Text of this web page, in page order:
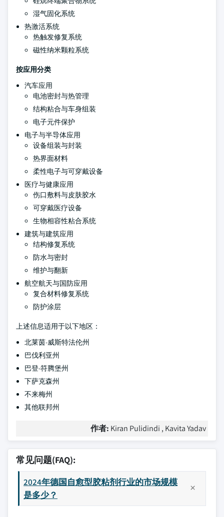
湿气固化系统
热激活系统
热触发修复系统
磁性纳米颗粒系统
按应用分类
汽车应用
电池密封与热管理
结构粘合与车身组装
电子元件保护
电子与半导体应用
设备组装与封装
热界面材料
柔性电子与可穿戴设备
医疗与健康应用
伤口敷料与皮肤胶水
可穿戴医疗设备
生物相容性粘合系统
建筑与建筑应用
结构修复系统
防水与密封
维护与翻新
航空航天与国防应用
复合材料修复系统
防护涂层
上述信息适用于以下地区：
北莱茵-威斯特法伦州
巴伐利亚州
巴登-符腾堡州
下萨克森州
不来梅州
其他联邦州
作者: Kiran Pulidindi , Kavita Yadav
常见问题(FAQ):
2024年德国自愈型胶粘剂行业的市场规模
是多少？